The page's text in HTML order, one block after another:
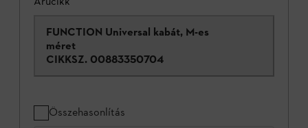
FUNCTION Universal kabát, M-es
méret
CIKKSZ. 00883350704
Összehasonlítás